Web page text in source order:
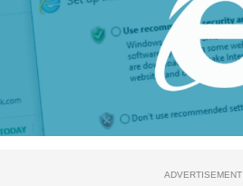
ADVERTISEMENT